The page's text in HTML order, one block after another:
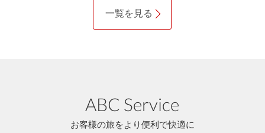
一覧を見る
ABC Service
お客様の旅をより便利で快適に